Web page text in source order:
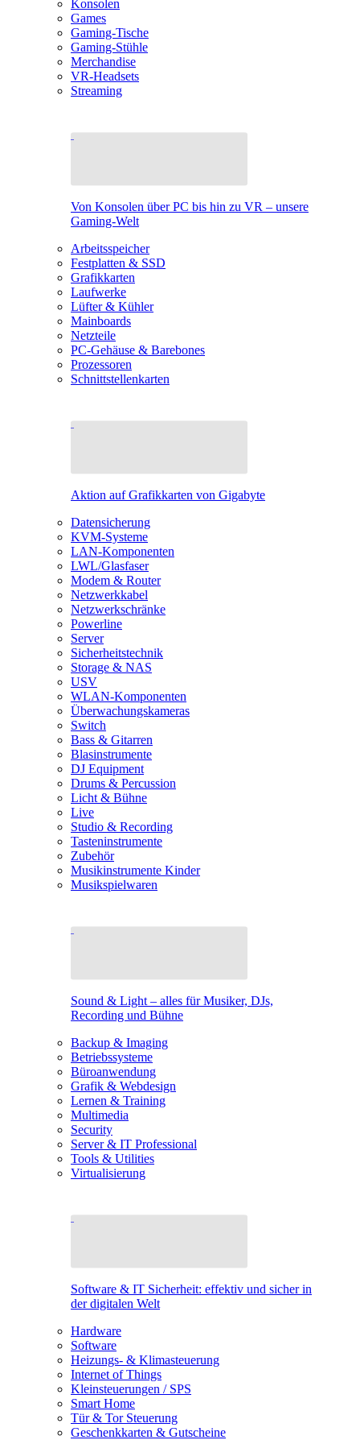
Konsolen
Games
Gaming-Tische
Gaming-Stühle
Merchandise
VR-Headsets
Streaming
Von Konsolen über PC bis hin zu VR – unsere
Gaming-Welt
Arbeitsspeicher
Festplatten & SSD
Grafikkarten
Laufwerke
Lüfter & Kühler
Mainboards
Netzteile
PC-Gehäuse & Barebones
Prozessoren
Schnittstellenkarten
Aktion auf Grafikkarten von Gigabyte
Datensicherung
KVM-Systeme
LAN-Komponenten
LWL/Glasfaser
Modem & Router
Netzwerkkabel
Netzwerkschränke
Powerline
Server
Sicherheitstechnik
Storage & NAS
USV
WLAN-Komponenten
Überwachungskameras
Switch
Bass & Gitarren
Blasinstrumente
DJ Equipment
Drums & Percussion
Licht & Bühne
Live
Studio & Recording
Tasteninstrumente
Zubehör
Musikinstrumente Kinder
Musikspielwaren
Sound & Light – alles für Musiker, DJs,
Recording und Bühne
Backup & Imaging
Betriebssysteme
Büroanwendung
Grafik & Webdesign
Lernen & Training
Multimedia
Security
Server & IT Professional
Tools & Utilities
Virtualisierung
Software & IT Sicherheit: effektiv und sicher in
der digitalen Welt
Hardware
Software
Heizungs- & Klimasteuerung
Internet of Things
Kleinsteuerungen / SPS
Smart Home
Tür & Tor Steuerung
Geschenkkarten & Gutscheine